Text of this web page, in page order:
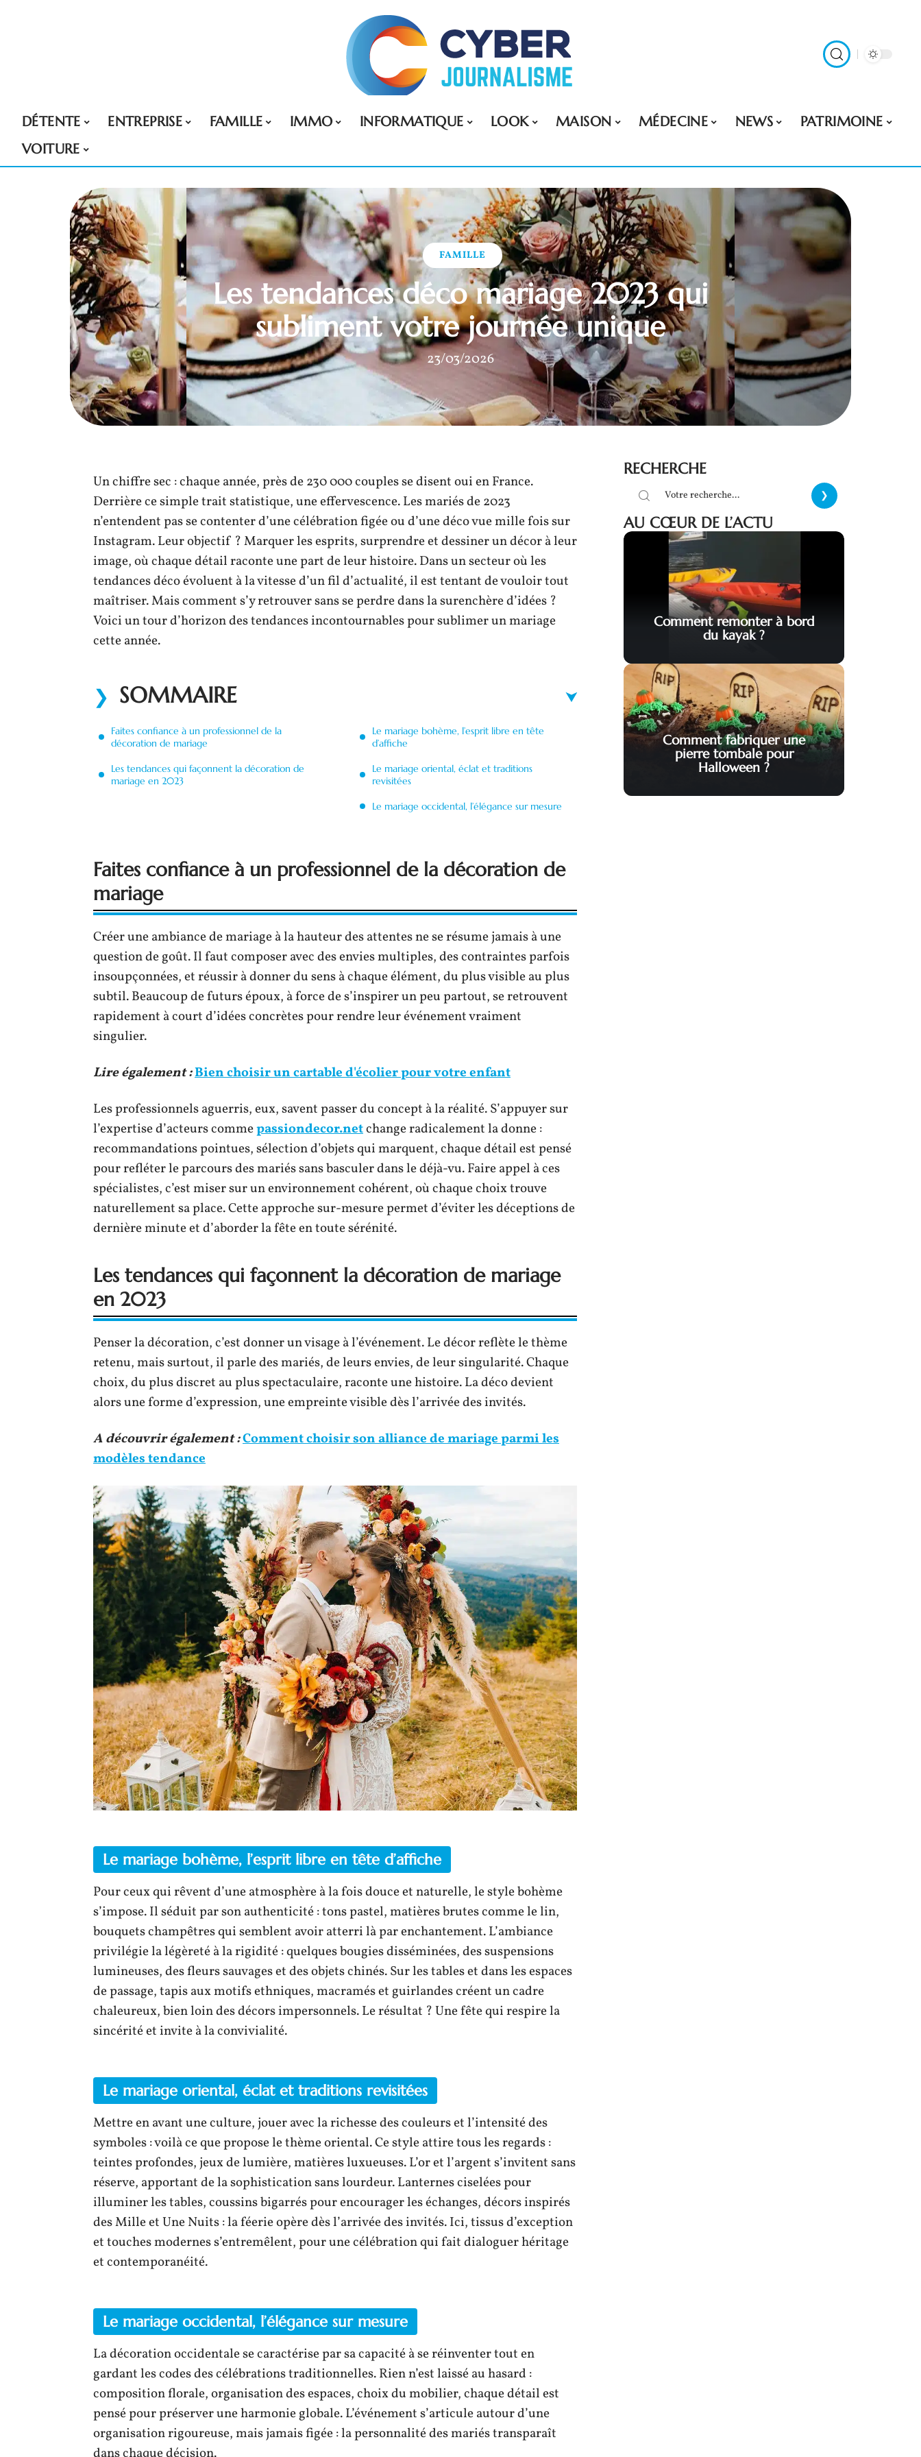
DÉTENTE ENTREPRISE FAMILLE IMMO INFORMATIQUE LOOK MAISON MÉDECINE NEWS
PATRIMOINE
VOITURE
FAMILLE
Les tendances déco mariage 2023 qui
subliment votre journée unique
23/03/2026
Un chiffre sec : chaque année, près de 230 000 couples se disent oui en France.
Derrière ce simple trait statistique, une effervescence. Les mariés de 2023
n’entendent pas se contenter d’une célébration figée ou d’une déco vue mille fois sur
Instagram. Leur objectif ? Marquer les esprits, surprendre et dessiner un décor à leur
image, où chaque détail raconte une part de leur histoire. Dans un secteur où les
tendances déco évoluent à la vitesse d’un fil d’actualité, il est tentant de vouloir tout
maîtriser. Mais comment s’y retrouver sans se perdre dans la surenchère d’idées ?
Voici un tour d’horizon des tendances incontournables pour sublimer un mariage
cette année.
SOMMAIRE
Faites confiance à un professionnel de la
décoration de mariage
Les tendances qui façonnent la décoration de
mariage en 2023
Le mariage bohème, l’esprit libre en tête
d’affiche
Le mariage oriental, éclat et traditions
revisitées
Le mariage occidental, l’élégance sur mesure
Faites confiance à un professionnel de la décoration de
mariage
Créer une ambiance de mariage à la hauteur des attentes ne se résume jamais à une
question de goût. Il faut composer avec des envies multiples, des contraintes parfois
insoupçonnées, et réussir à donner du sens à chaque élément, du plus visible au plus
subtil. Beaucoup de futurs époux, à force de s’inspirer un peu partout, se retrouvent
rapidement à court d’idées concrètes pour rendre leur événement vraiment
singulier.
Lire également :Bien choisir un cartable d'écolier pour votre enfant
Les professionnels aguerris, eux, savent passer du concept à la réalité. S’appuyer sur
l’expertise d’acteurs commepassiondecor.netchange radicalement la donne :
recommandations pointues, sélection d’objets qui marquent, chaque détail est pensé
pour refléter le parcours des mariés sans basculer dans le déjà-vu. Faire appel à ces
spécialistes, c’est miser sur un environnement cohérent, où chaque choix trouve
naturellement sa place. Cette approche sur-mesure permet d’éviter les déceptions de
dernière minute et d’aborder la fête en toute sérénité.
Les tendances qui façonnent la décoration de mariage
en 2023
Penser la décoration, c’est donner un visage à l’événement. Le décor reflète le thème
retenu, mais surtout, il parle des mariés, de leurs envies, de leur singularité. Chaque
choix, du plus discret au plus spectaculaire, raconte une histoire. La déco devient
alors une forme d’expression, une empreinte visible dès l’arrivée des invités.
A découvrir également :Comment choisir son alliance de mariage parmi les
modèles tendance
Le mariage bohème, l’esprit libre en tête d’affiche
Pour ceux qui rêvent d’une atmosphère à la fois douce et naturelle, le style bohème
s’impose. Il séduit par son authenticité : tons pastel, matières brutes comme le lin,
bouquets champêtres qui semblent avoir atterri là par enchantement. L’ambiance
privilégie la légèreté à la rigidité : quelques bougies disséminées, des suspensions
lumineuses, des fleurs sauvages et des objets chinés. Sur les tables et dans les espaces
de passage, tapis aux motifs ethniques, macramés et guirlandes créent un cadre
chaleureux, bien loin des décors impersonnels. Le résultat ? Une fête qui respire la
sincérité et invite à la convivialité.
Le mariage oriental, éclat et traditions revisitées
Mettre en avant une culture, jouer avec la richesse des couleurs et l’intensité des
symboles : voilà ce que propose le thème oriental. Ce style attire tous les regards :
teintes profondes, jeux de lumière, matières luxueuses. L’or et l’argent s’invitent sans
réserve, apportant de la sophistication sans lourdeur. Lanternes ciselées pour
illuminer les tables, coussins bigarrés pour encourager les échanges, décors inspirés
des Mille et Une Nuits : la féerie opère dès l’arrivée des invités. Ici, tissus d’exception
et touches modernes s’entremêlent, pour une célébration qui fait dialoguer héritage
et contemporanéité.
Le mariage occidental, l’élégance sur mesure
La décoration occidentale se caractérise par sa capacité à se réinventer tout en
gardant les codes des célébrations traditionnelles. Rien n’est laissé au hasard :
composition florale, organisation des espaces, choix du mobilier, chaque détail est
pensé pour préserver une harmonie globale. L’événement s’articule autour d’une
organisation rigoureuse, mais jamais figée : la personnalité des mariés transparaît
RECHERCHE
AU CŒUR DE L’ACTU
Comment remonter à bord
du kayak ?
Comment fabriquer une
pierre tombale pour
Halloween ?